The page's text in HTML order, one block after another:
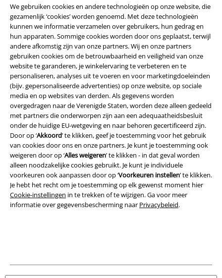
We gebruiken cookies en andere technologieën op onze website, die
gezamenlijk ‘cookies’ worden genoemd. Met deze technologieën
kunnen we informatie verzamelen over gebruikers, hun gedrag en
hun apparaten. Sommige cookies worden door ons geplaatst, terwijl
andere afkomstig zijn van onze partners. Wij en onze partners
gebruiken cookies om de betrouwbaarheid en veiligheid van onze
website te garanderen, je winkelervaring te verbeteren en te
personaliseren, analyses uit te voeren en voor marketingdoeleinden
(bijv. gepersonaliseerde advertenties) op onze website, op sociale
media en op websites van derden. Als gegevens worden
overgedragen naar de Verenigde Staten, worden deze alleen gedeeld
met partners die onderworpen zijn aan een adequaatheidsbesluit
onder de huidige EU-wetgeving en naar behoren gecertificeerd zijn.
Door op ‘Akkoord’ te klikken, geef je toestemming voor het gebruik
van cookies door ons en onze partners. Je kunt je toestemming ook
weigeren door op ‘Alles weigeren’ te klikken - in dat geval worden
alleen noodzakelijke cookies gebruikt. Je kunt je individuele
voorkeuren ook aanpassen door op ‘Voorkeuren instellen’ te klikken.
Je hebt het recht om je toestemming op elk gewenst moment hier
Cookie-instellingen in te trekken of te wijzigen. Ga voor meer
informatie over gegevensbescherming naar Privacybeleid.
Legal
Algemene Voorwaarden
Bedrijfsgegevens
Privacyverklaring
Verklaring van conformiteit
Informatie over toegankelijkheid
Cookie-instellingen
Annuleer bestelling